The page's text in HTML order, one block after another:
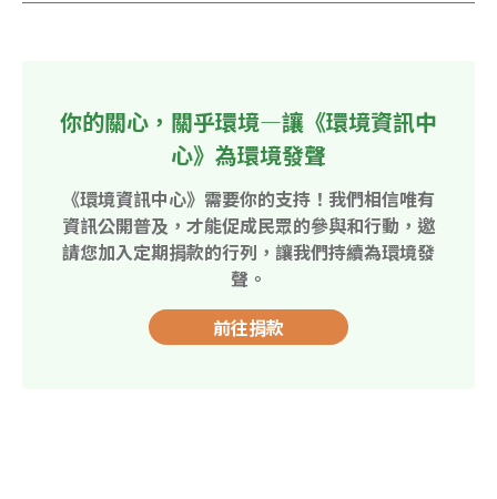
你的關心，關乎環境—讓《環境資訊中
心》為環境發聲
《環境資訊中心》需要你的支持！我們相信唯有
資訊公開普及，才能促成民眾的參與和行動，邀
請您加入定期捐款的行列，讓我們持續為環境發
聲。
前往捐款